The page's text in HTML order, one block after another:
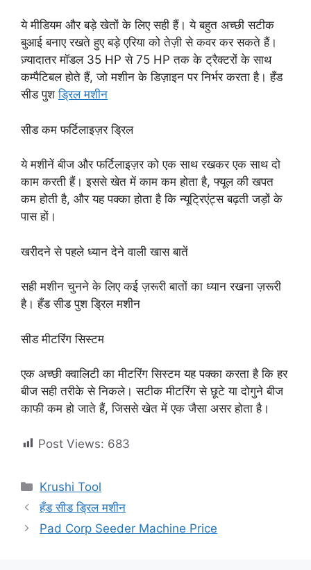
ये मीडियम और बड़े खेतों के लिए सही हैं। ये बहुत अच्छी सटीक
बुआई बनाए रखते हुए बड़े एरिया को तेज़ी से कवर कर सकते हैं।
ज़्यादातर मॉडल 35 HP से 75 HP तक के ट्रैक्टरों के साथ
कम्पैटिबल होते हैं, जो मशीन के डिज़ाइन पर निर्भर करता है। हँड
सीड पुशड्रिल मशीन
सीड कम फर्टिलाइज़र ड्रिल
ये मशीनें बीज और फर्टिलाइज़र को एक साथ रखकर एक साथ दो
काम करती हैं। इससे खेत में काम कम होता है, फ्यूल की खपत
कम होती है, और यह पक्का होता है कि न्यूट्रिएंट्स बढ़ती जड़ों के
पास हों।
खरीदने से पहले ध्यान देने वाली खास बातें
सही मशीन चुनने के लिए कई ज़रूरी बातों का ध्यान रखना ज़रूरी
है। हँड सीड पुश ड्रिल मशीन
सीड मीटरिंग सिस्टम
एक अच्छी क्वालिटी का मीटरिंग सिस्टम यह पक्का करता है कि हर
बीज सही तरीके से निकले। सटीक मीटरिंग से छूटे या दोगुने बीज
काफी कम हो जाते हैं, जिससे खेत में एक जैसा असर होता है।
Post Views: 683
Categories
Krushi Tool
हँड सीड ड्रिल मशीन
Pad Corp Seeder Machine Price